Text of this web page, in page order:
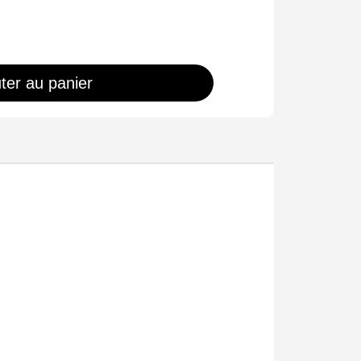
au panier